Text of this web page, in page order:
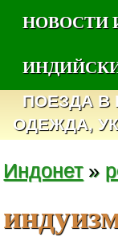
НОВОСТИ
ПОЕЗДА В
ОДЕЖДА,
Индонет»